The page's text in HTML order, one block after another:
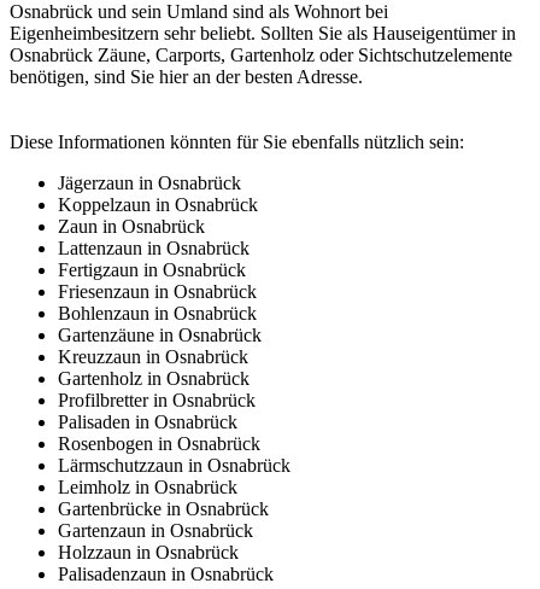
Osnabrück und sein Umland sind als Wohnort bei
Eigenheimbesitzern sehr beliebt. Sollten Sie als Hauseigentümer in
Osnabrück Zäune, Carports, Gartenholz oder Sichtschutzelemente
benötigen, sind Sie hier an der besten Adresse.
Diese Informationen könnten für Sie ebenfalls nützlich sein:
Jägerzaun in Osnabrück
Koppelzaun in Osnabrück
Zaun in Osnabrück
Lattenzaun in Osnabrück
Fertigzaun in Osnabrück
Friesenzaun in Osnabrück
Bohlenzaun in Osnabrück
Gartenzäune in Osnabrück
Kreuzzaun in Osnabrück
Gartenholz in Osnabrück
Profilbretter in Osnabrück
Palisaden in Osnabrück
Rosenbogen in Osnabrück
Lärmschutzzaun in Osnabrück
Leimholz in Osnabrück
Gartenbrücke in Osnabrück
Gartenzaun in Osnabrück
Holzzaun in Osnabrück
Palisadenzaun in Osnabrück